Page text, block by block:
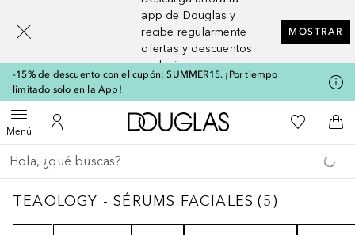
app de Douglas y
recibe regularmente
ofertas y descuentos
exclusivos
MOSTRAR
-15% de descuento con el cupón: SUMMER15. ¡Por tiempo
limitado solo en la App!
MenúAbrir menúMi cuenta
A Douglas HomeMi lista de
A
Regresar
Ejecutar búsqueda
TEAOLOGY - SÉRUMS FACIALES5
TEAOLOGY - SÉRUMS FACIALES (5)
[navigation.slideout.screenreader]